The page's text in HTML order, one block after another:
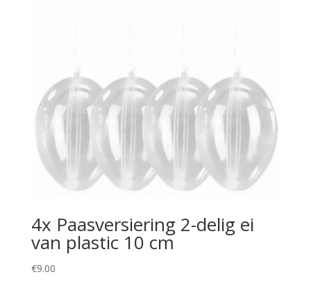
4x Paasversiering 2-delig ei
van plastic 10 cm
€9.00